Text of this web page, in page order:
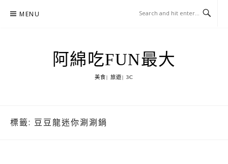
MENU
阿綿吃FUN最大
美食| 旅遊| 3C
標籤: 豆豆龍迷你涮涮鍋